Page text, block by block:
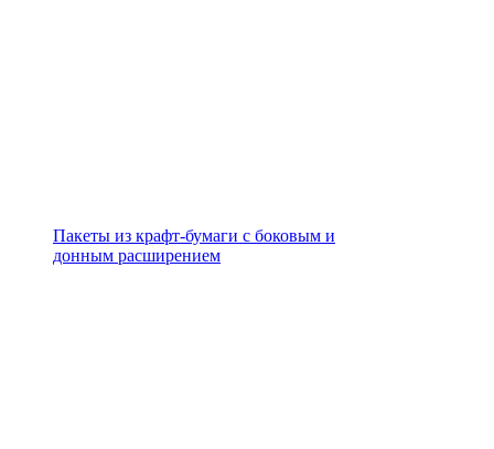
Пакеты из крафт-бумаги с боковым и
донным расширением